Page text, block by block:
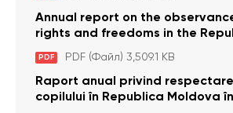
Annual report on the
rights and freedoms in the
Moldova in 2023
PDF PDF (Файл) 3,509.1 KB
Raport anual privind
copilului în Republica Moldova